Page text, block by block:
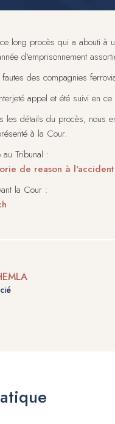
long procès qui a abouti à
d'emprisonnement
des compagnies
appel et été suivi en
les détails du procès, nous
à la Cour.
Tribunal :
de reason à
la Cour :